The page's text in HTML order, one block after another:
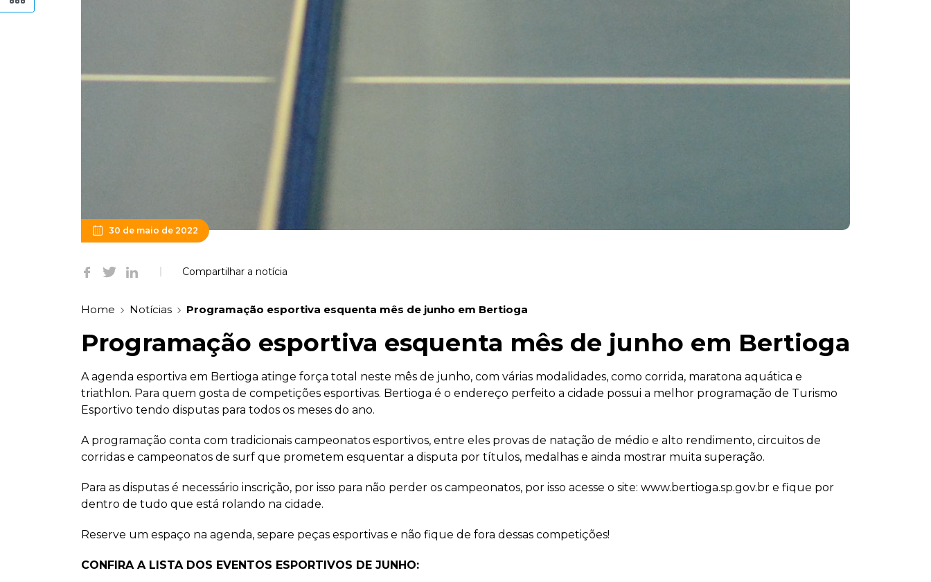
30 de maio de 2022
Compartilhar a notícia
Home Notícias Programação esportiva esquenta mês de junho em Bertioga
Programação esportiva esquenta mês de junho em Bertioga
A agenda esportiva em Bertioga atinge força total neste mês de junho, com várias modalidades, como corrida, maratona aquática e
triathlon. Para quem gosta de competições esportivas. Bertioga é o endereço perfeito a cidade possui a melhor programação de Turismo
Esportivo tendo disputas para todos os meses do ano.
A programação conta com tradicionais campeonatos esportivos, entre eles provas de natação de médio e alto rendimento, circuitos de
corridas e campeonatos de surf que prometem esquentar a disputa por títulos, medalhas e ainda mostrar muita superação.
Para as disputas é necessário inscrição, por isso para não perder os campeonatos, por isso acesse o site: www.bertioga.sp.gov.br e fique por
dentro de tudo que está rolando na cidade.
Reserve um espaço na agenda, separe peças esportivas e não fique de fora dessas competições!
CONFIRA A LISTA DOS EVENTOS ESPORTIVOS DE JUNHO: